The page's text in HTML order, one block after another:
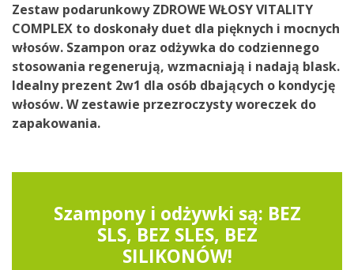
Zestaw podarunkowy ZDROWE WŁOSY VITALITY
COMPLEX to doskonały duet dla pięknych i mocnych
włosów. Szampon oraz odżywka do codziennego
stosowania regenerują, wzmacniają i nadają blask.
Idealny prezent 2w1 dla osób dbających o kondycję
włosów. W zestawie przezroczysty woreczek do
zapakowania.
Szampony i odżywki są: BEZ
SLS, BEZ SLES, BEZ
SILIKONÓW!